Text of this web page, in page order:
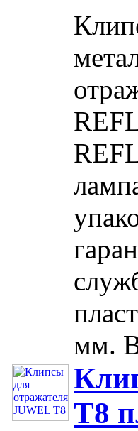
мм.
T8